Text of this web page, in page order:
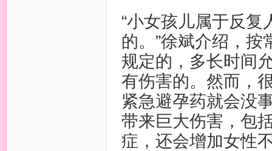
“小女孩儿属于反
的。”徐斌介绍，
规定的，多长时间
有伤害的。然而，
紧急避孕药就会没
带来巨大伤害，包
症，还会增加女性